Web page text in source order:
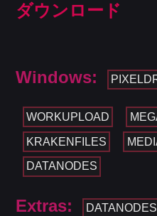
ダウンロード
Windows:
WORKUPLOAD
KRAKENFILES
DATANODES
Extras: DATANODES